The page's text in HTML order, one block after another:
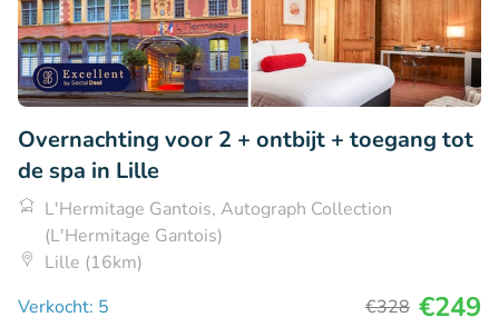
Overnachting voor 2 + ontbijt + toegang tot
de spa in Lille
L'Hermitage Gantois, Autograph Collection
(L'Hermitage Gantois)
Lille (16km)
Verkocht: 5
€328 €249